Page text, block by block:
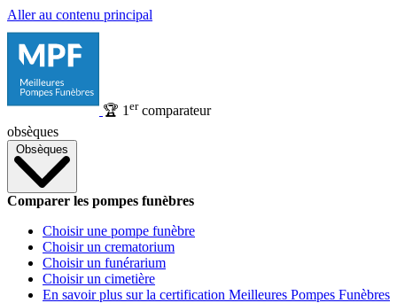
Aller au contenu principal
🏆 1 ercomparateur
obsèques
Obsèques
Comparer les pompes funèbres
Choisir une pompe funèbre
Choisir un crematorium
Choisir un funérarium
Choisir un cimetière
En savoir plus sur la certification Meilleures Pompes Funèbres